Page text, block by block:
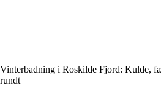
Vinterbadning i Roskilde Fjord: Kulde,
rundt